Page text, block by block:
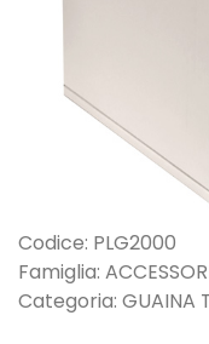
Codice: PLG2000
Famiglia:
Categoria: GUAINA